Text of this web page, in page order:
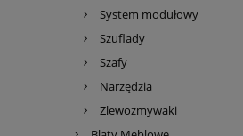
System modułowy
Szuflady
Szafy
Narzędzia
Zlewozmywaki